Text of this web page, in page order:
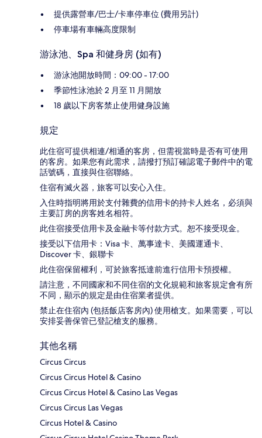
提供露營車/巴士/卡車停車位 (費用另計)
停車場有車輛高度限制
游泳池、Spa 和健身房 (如有)
游泳池開放時間：09:00 - 17:00
季節性泳池於 2 月至 11 月開放
18 歲以下房客禁止使用健身設施
規定
此住宿可提供相連/相通的客房，但需視當時是否有可使用
的客房。如果您有此需求，請撥打預訂確認電子郵件中的電
話號碼，直接與住宿聯絡。
住宿有滅火器，旅客可以安心入住。
入住時指明將用於支付雜費的信用卡的持卡人姓名，必須與
主要訂房的房客姓名相符。
此住宿接受信用卡及金融卡等付款方式。恕不接受現金。
接受以下信用卡：Visa 卡、萬事達卡、美國運通卡、
Discover 卡、銀聯卡
此住宿保留權利，可於旅客抵達前進行信用卡預授權。
請注意，不同國家和不同住宿的文化規範和旅客規定會有所
不同，顯示的規定是由住宿業者提供。
禁止在住宿內 (包括飯店客房內) 使用槍支。如果需要，可以
安排妥善保管已登記槍支的服務。
其他名稱
Circus Circus
Circus Circus Hotel & Casino
Circus Circus Hotel & Casino Las Vegas
Circus Circus Las Vegas
Circus Hotel & Casino